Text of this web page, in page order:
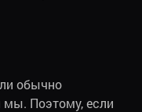
обычно
мы. Поэтому, если